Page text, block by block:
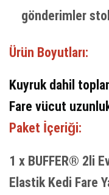
gönderimler
Ürün Boyutları:
Kuyruk dahil
Fare vücut
Paket İçeriği:
1 x BUFFER® 2li
Elastik Kedi Fare